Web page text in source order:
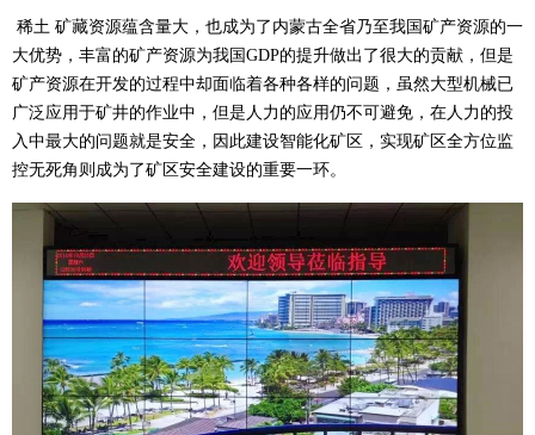
稀土 矿藏资源蕴含量大，也成为了内蒙古全省乃至我国矿产资源的一
大优势，丰富的矿产资源为我国GDP的提升做出了很大的贡献，但是
矿产资源在开发的过程中却面临着各种各样的问题，虽然大型机械已
广泛应用于矿井的作业中，但是人力的应用仍不可避免，在人力的投
入中最大的问题就是安全，因此建设智能化矿区，实现矿区全方位监
控无死角则成为了矿区安全建设的重要一环。